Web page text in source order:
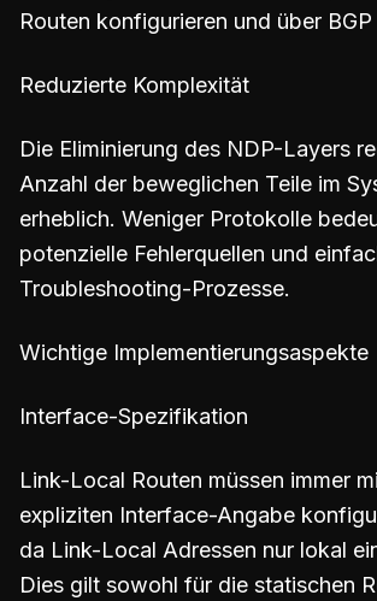
Routen konfigurieren und über
Reduzierte Komplexität
Die Eliminierung des NDP-Layers
Anzahl der beweglichen Teile im
erheblich. Weniger Protokolle
potenzielle Fehlerquellen und
Troubleshooting-Prozesse.
Wichtige Implementierungsaspekte
Interface-Spezifikation
Link-Local Routen müssen immer
expliziten Interface-Angabe
da Link-Local Adressen nur lokal
Dies gilt sowohl für die statischen